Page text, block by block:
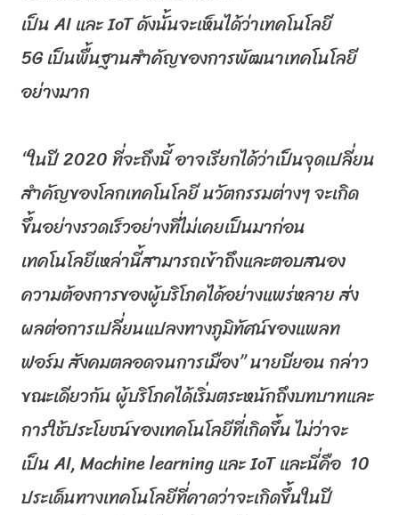
เป็นAIและIoTดังนั้นจะเห็นได้ว่าเทคโนโลยี
5Gเป็นพื้นฐานสำคัญของการพัฒนาเทคโนโลยี
อย่างมาก
“ในปี 2020 ที่จะถึงนี้ อาจเรียกได้ว่าเป็นจุดเปลี่ยน
สำคัญของโลกเทคโนโลยี นวัตกรรมต่างๆ จะเกิด
ขึ้นอย่างรวดเร็วอย่างที่ไม่เคยเป็นมาก่อน
เทคโนโลยีเหล่านี้สามารถเข้าถึงและตอบสนอง
ความต้องการของผู้บริโภคได้อย่างแพร่หลาย ส่ง
ผลต่อการเปลี่ยนแปลงทางภูมิทัศน์ของแพลท
ฟอร์ม สังคมตลอดจนการเมือง” นายบียอน กล่าว
ขณะเดียวกัน ผู้บริโภคได้เริ่มตระหนักถึงบทบาทและ
การใช้ประโยชน์ของเทคโนโลยีที่เกิดขึ้น ไม่ว่าจะ
เป็นAI, Machine learningและIoTและนี่คือ 10
ประเด็นทางเทคโนโลยีที่คาดว่าจะเกิดขึ้นในปี